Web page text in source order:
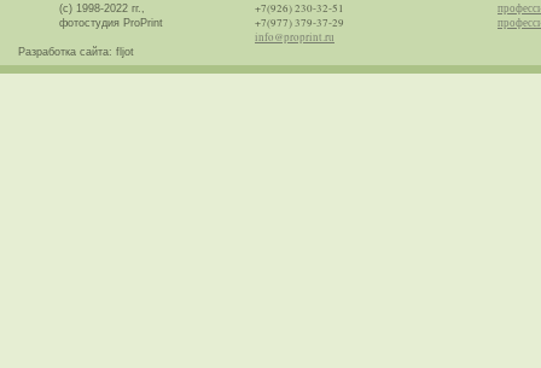
(с) 1998-2022 гг.,
фотостудия ProPrint
Разработка сайта: fljot
+7(926) 230-32-51
+7(977) 379-37-29
info@proprint.ru